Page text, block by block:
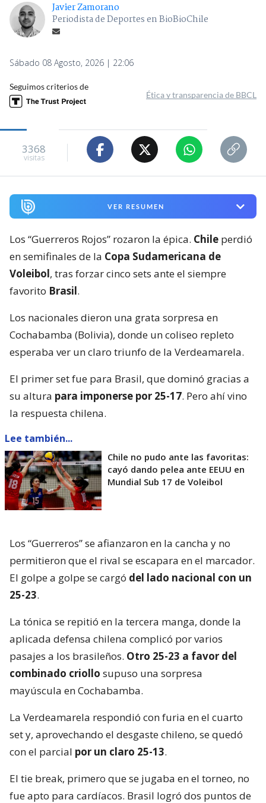
Javier Zamorano
Periodista de Deportes en BioBioChile
Sábado 08 Agosto, 2026 | 22:06
Seguimos criterios de
Ética y transparencia de BBCL
3368
visitas
VER RESUMEN
Los “Guerreros Rojos” rozaron la épica. Chile perdió
en semifinales de la Copa Sudamericana de
Voleibol, tras forzar cinco sets ante el siempre
favorito Brasil.
Los nacionales dieron una grata sorpresa en
Cochabamba (Bolivia), donde un coliseo repleto
esperaba ver un claro triunfo de la Verdeamarela.
El primer set fue para Brasil, que dominó gracias a
su altura para imponerse por 25-17. Pero ahí vino
la respuesta chilena.
Lee también...
Chile no pudo ante las favoritas:
cayó dando pelea ante EEUU en
Mundial Sub 17 de Voleibol
Los “Guerreros” se afianzaron en la cancha y no
permitieron que el rival se escapara en el marcador.
El golpe a golpe se cargó del lado nacional con un
25-23.
La tónica se repitió en la tercera manga, donde la
aplicada defensa chilena complicó por varios
pasajes a los brasileños. Otro 25-23 a favor del
combinado criollo supuso una sorpresa
mayúscula en Cochabamba.
La Verdeamarela respondió con furia en el cuarto
set y, aprovechando el desgaste chileno, se quedó
con el parcial por un claro 25-13.
El tie break, primero que se jugaba en el torneo, no
fue apto para cardíacos. Brasil logró dos puntos de